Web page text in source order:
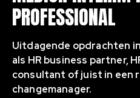
PROFESSIONAL
Uitdagende opdrachten
als HR business partner,
consultant of juist in een
changemanager.